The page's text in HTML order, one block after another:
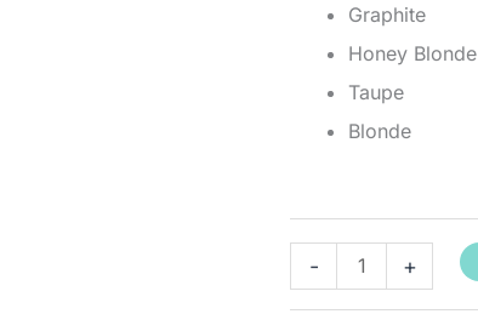
Graphite
Honey Blonde
Taupe
Blonde
-
Количество
товара
+